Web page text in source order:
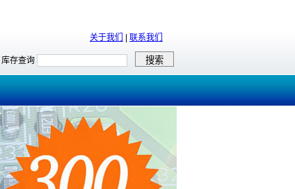
关于我们 联系我们
库存查询